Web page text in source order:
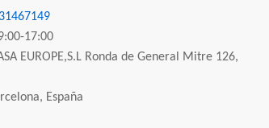
17:00
EUROPE,S.L Ronda de General Mitre 126,
España